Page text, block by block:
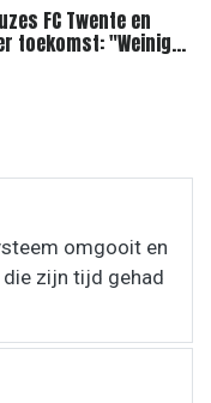
FC Twente en
toekomst: "Weinig
omgooit en
zijn tijd gehad